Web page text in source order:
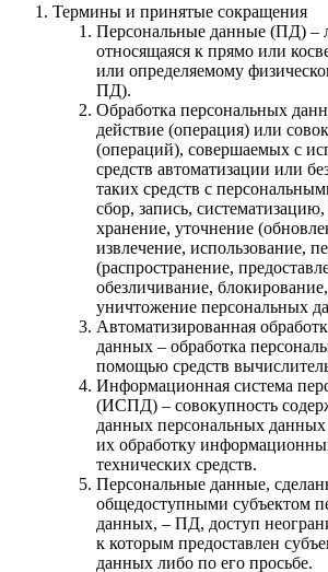
Термины и принятые сокращения
Персональные данные (ПД) –
относящаяся к прямо или
или определяемому
ПД).
Обработка персональных
действие (операция) или
(операций), совершаемых с
средств автоматизации или
таких средств с
сбор, запись,
хранение, уточнение
извлечение, использование,
(распространение,
обезличивание,
уничтожение персональных
Автоматизированная
данных – обработка
помощью средств
Информационная система
(ИСПД) – совокупность
данных персональных
их обработку
технических средств.
Персональные данные,
общедоступными субъектом
данных, – ПД, доступ
к которым предоставлен
данных либо по его просьбе.